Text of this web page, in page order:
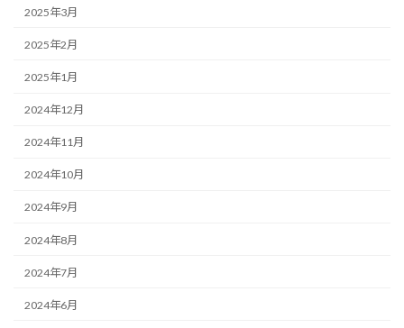
2025年3月
2025年2月
2025年1月
2024年12月
2024年11月
2024年10月
2024年9月
2024年8月
2024年7月
2024年6月